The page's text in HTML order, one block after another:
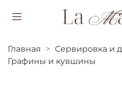
Главная Сервировка и
Графины и кувшины